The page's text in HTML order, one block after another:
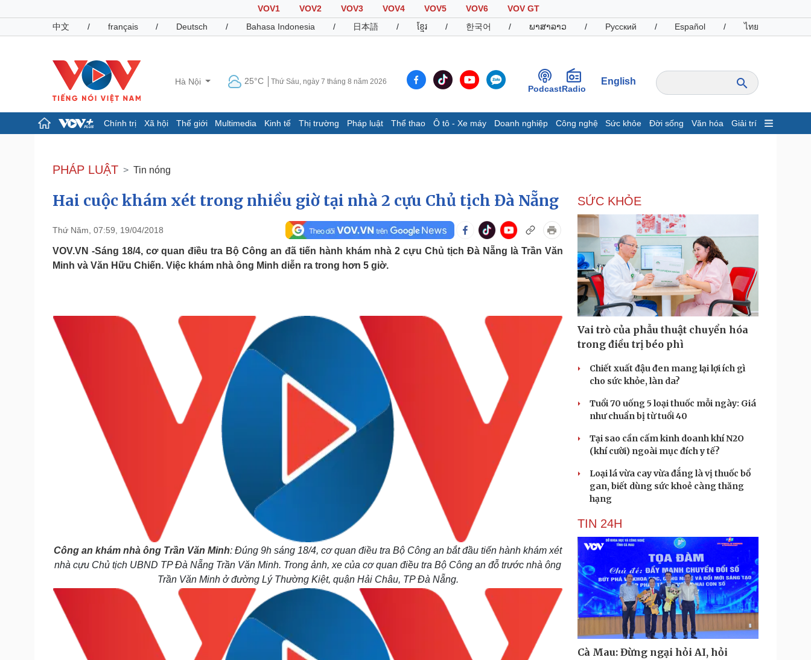
VOV1 VOV2 VOV3 VOV4 VOV5 VOV6
VOV GT
中文
/ français / Deutsch / Bahasa Indonesia / 日本語 / ខ្មែរ / 한국어 / ພາສາລາວ / Русский / Español / ไทย
Hà Nội 25°C Thứ Sáu, ngày 7 tháng 8 năm 2026
PodcastRadio
English
Chính trị Xã hội Thế giới Multimedia Kinh tế Thị trường Pháp luật Thể thao Ô tô - Xe máy Doanh nghiệp Công nghệ Sức khỏe Đời sống Văn hóa Giải trí
Đảng
Tổ chức nhân sự
Nhận diện sự thật
Dấu ấn VOV
Infographic
Giá cà phê
Pháp luật
Vụ án
Quân sự - Quốc phòng
Vũ khí
Thể thao
Bóng đá
Hậu trường
Ô tô - Xe máy
Doanh nghiệp
Thông tin doanh nghiệp
Doanh nghiệp 24h
Doanh nhân
Vì cộng đồng
Công nghệ
Sành điệu
Tin Công nghệ
Trải nghiệm
Chuyển đổi số
Sức khỏe
Dinh dưỡng - món ngon
Cây thuốc
Sản phụ khoa
Nhi khoa
Nam khoa
Làm đẹp - giảm cân
Phòng mạch online
Ăn sạch sống khỏe
Đời sống
Nhà đẹp
Tình yêu - Gia đình
Sân khấu - Điện ảnh
Di sản
Du lịch
Tư vấn
Săn Tour
check-in
Podcast
Câu chuyện thời sự
Đọc truyện đêm khuya
Cửa sổ tình yêu
Hạt giống tâm hồn
PHÁP LUẬT Tin nóng
Hai cuộc khám xét trong nhiều giờ tại nhà 2 cựu Chủ tịch Đà Nẵng
Thứ Năm, 07:59, 19/04/2018
VOV.VN -Sáng 18/4, cơ quan điều tra Bộ Công an đã tiến hành khám nhà 2 cựu Chủ tịch Đà Nẵng là Trần Văn
Minh và Văn Hữu Chiến. Việc khám nhà ông Minh diễn ra trong hơn 5 giờ.
Công an khám nhà ông Trần Văn Minh: Đúng 9h sáng 18/4, cơ quan điều tra Bộ Công an bắt đầu tiến hành khám xét
nhà cựu Chủ tịch UBND TP Đà Nẵng Trần Văn Minh. Trong ảnh, xe của cơ quan điều tra Bộ Công an đỗ trước nhà ông
Trần Văn Minh ở đường Lý Thường Kiệt, quận Hải Châu, TP Đà Nẵng.
SỨC KHỎE
Vai trò của phẫu thuật chuyển hóa
trong điều trị béo phì
Chiết xuất đậu đen mang lại lợi ích gì
cho sức khỏe, làn da?
Tuổi 70 uống 5 loại thuốc mỗi ngày: Giá
như chuẩn bị từ tuổi 40
Tại sao cần cấm kinh doanh khí N2O
(khí cười) ngoài mục đích y tế?
Loại lá vừa cay vừa đắng là vị thuốc bổ
gan, biết dùng sức khoẻ càng thăng
hạng
TIN 24H
Cà Mau: Đừng ngại hỏi AI, hỏi